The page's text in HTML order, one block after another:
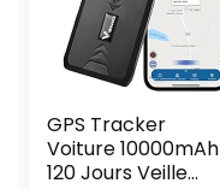
GPS Tracker
Voiture 10000mAh
120 Jours Veille